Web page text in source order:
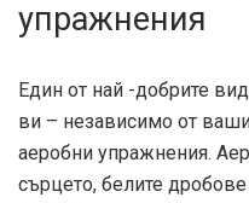
упражнения
Един от най -добрите
ви – независимо от
аеробни упражнения.
сърцето, белите